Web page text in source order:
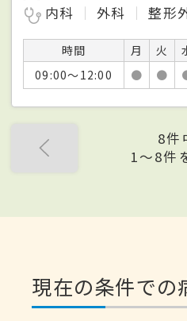
内科
外科 整形
時間 月 火
09:00～12:00
● ●
8件
1〜8件
現在の条件での